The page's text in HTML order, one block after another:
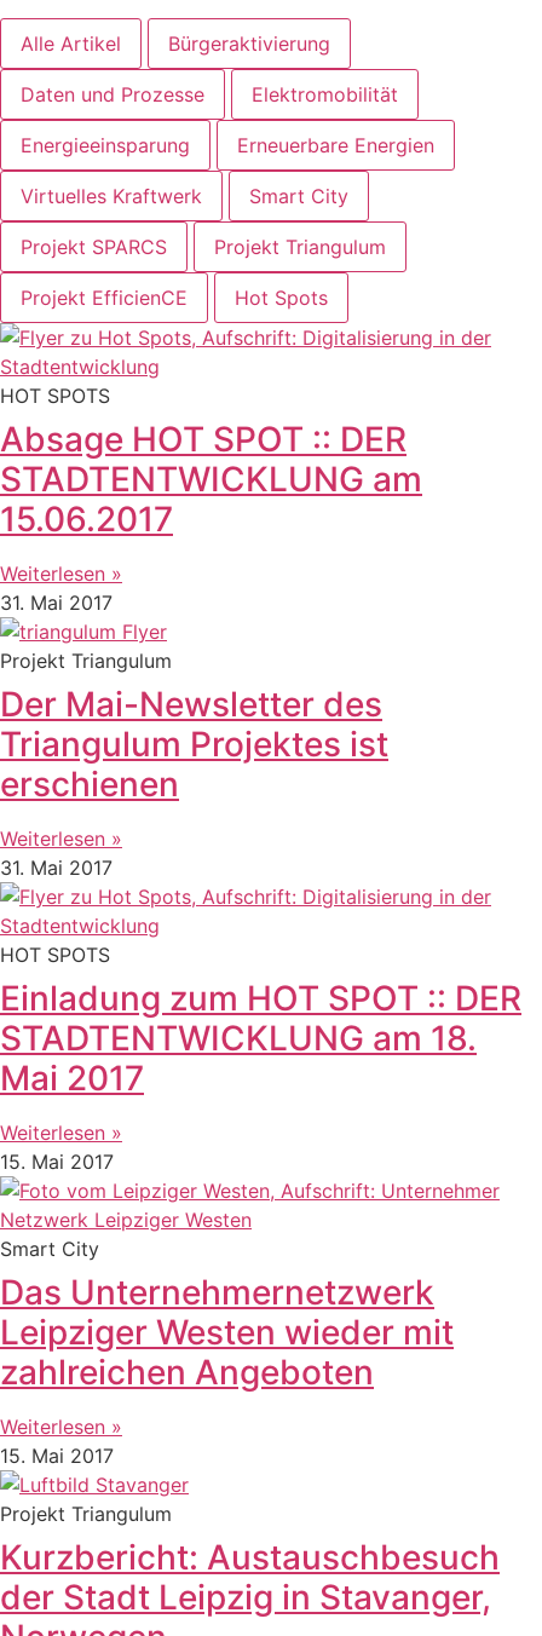
Alle Artikel Bürgeraktivierung
Daten und Prozesse Elektromobilität
Energieeinsparung Erneuerbare Energien
Virtuelles Kraftwerk Smart City
Projekt SPARCS Projekt Triangulum
Projekt EfficienCE Hot Spots
HOT SPOTS
Absage HOT SPOT :: DER
STADTENTWICKLUNG am
15.06.2017
Weiterlesen »
31. Mai 2017
Projekt Triangulum
Der Mai-Newsletter des
Triangulum Projektes ist
erschienen
Weiterlesen »
31. Mai 2017
HOT SPOTS
Einladung zum HOT SPOT :: DER
STADTENTWICKLUNG am 18.
Mai 2017
Weiterlesen »
15. Mai 2017
Smart City
Das Unternehmernetzwerk
Leipziger Westen wieder mit
zahlreichen Angeboten
Weiterlesen »
15. Mai 2017
Projekt Triangulum
Kurzbericht: Austauschbesuch
der Stadt Leipzig in Stavanger,